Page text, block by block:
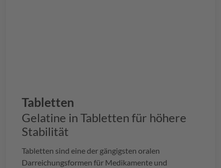
Tabletten
Gelatine in Tabletten für höhere
Stabilität
Tabletten sind eine der gängigsten oralen
Darreichungsformen für Medikamente und